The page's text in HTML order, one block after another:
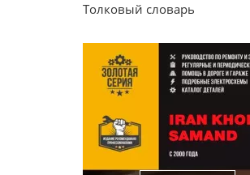
Толковый словарь